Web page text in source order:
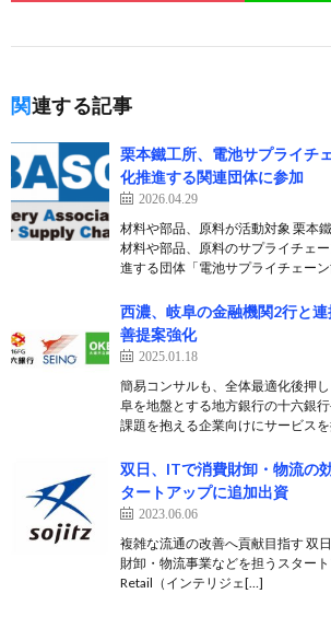
関連する記事
栗本鐵工所、電池サプライチ
化推進する関連団体に参加
2026.04.29
材料や部品、原料が活動対象 栗本
材料や部品、原料のサプライチェ
進する団体「電池サプライチェー
西濃、岐阜の金融機関2行と
善提案強化
2025.01.18
簡易コンサルも、全体最適化後押
阜を地盤とする地方銀行の十六銀
課題を抱える企業向けにサービス
双日、ITで消費財卸・物流の
タートアップに追加出資
2023.06.06
複雑な流通の改善へ貢献目指す 双
財卸・物流事業などを担うスター
Retail（インテリジェ[…]